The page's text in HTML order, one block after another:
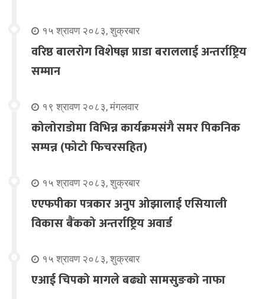
१५ श्रावण २०८३, शुक्रबार
वरिष्ठ बालरोग विशेषज्ञ प्राडा बराललाई अन्तर्राष्ट्रिय
सम्मान
१९ श्रावण २०८३, मंगलवार
कोलोराडोमा विभिन्न कार्यक्रमसंगै समर पिकनिक
सम्पन्न (फोटो फिचरसहित)
१५ श्रावण २०८३, शुक्रबार
एएफपीका पत्रकार अनुप ओझालाई एसियाली
विकास बैंकको अन्तर्राष्ट्रिय अवार्ड
१५ श्रावण २०८३, शुक्रबार
एआई चिपको मागले बढ्यो सामसुङको नाफा